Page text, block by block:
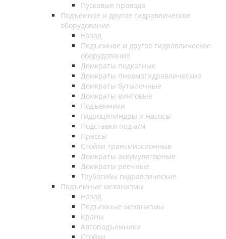
Пусковые провода
Подъемное и другое гидравлическое
оборудование
Назад
Подъемное и другое гидравлическое
оборудование
Домкраты подкатные
Домкраты пневмогидравлические
Домкраты бутылочные
Домкраты винтовые
Подъемники
Гидроцилиндры и насосы
Подставки под а/м
Прессы
Стойки трансмиссионные
Домкраты аккумуляторные
Домкраты реечные
Трубогибы гидравлические
Подъемные механизмы
Назад
Подъемные механизмы
Краны
Автоподъемники
Стойки